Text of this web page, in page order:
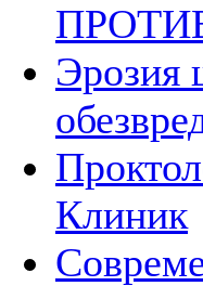
Эрозия
Клиник